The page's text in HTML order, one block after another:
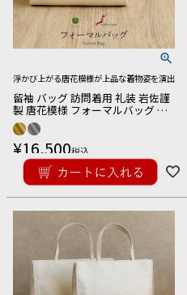
浮かび上がる唐花模様が上品な着物姿を演出
留袖 バッグ 訪問着用 礼装 岩佐謹
製 唐花模様 フォーマルバッグ ゴ
ールド シルバー 金 銀 綴れ織 日本
製
¥16,500税込